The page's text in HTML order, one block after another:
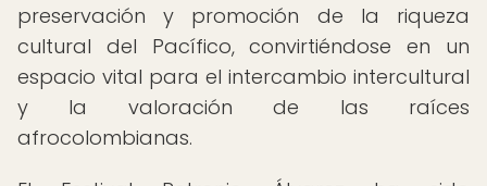
preservación y promoción de la riqueza
cultural del Pacífico, convirtiéndose en un
espacio vital para el intercambio intercultural
y la valoración de las raíces
afrocolombianas.